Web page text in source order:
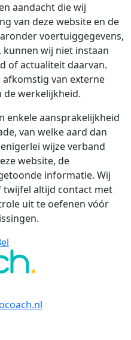
aandacht die wij
van deze website en de
voertuiggegevens,
wij niet instaan
of actualiteit daarvan.
afkomstig van externe
de werkelijkheid.
enkele aansprakelijkheid
van welke aard dan
wijze verband
website, de
informatie. Wij
twijfel altijd contact met
uit te oefenen vóór